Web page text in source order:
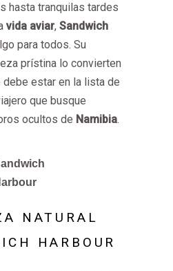
hasta tranquilas tardes
vida aviar, Sandwich
para todos. Su
prístina lo convierten
debe estar en la lista de
que busque
ocultos de Namibia.
NATURAL
HARBOUR